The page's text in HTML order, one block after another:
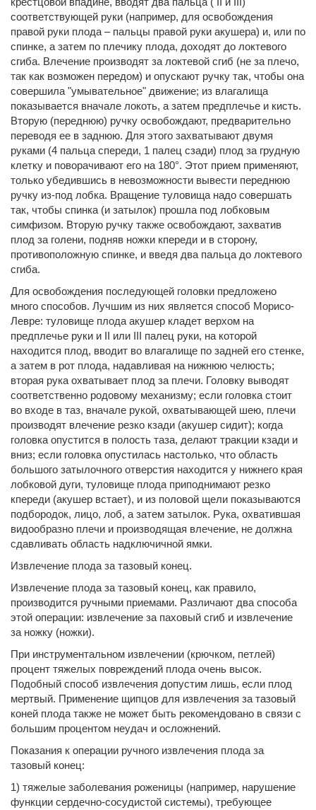
соответствующей руки (например, для освобождения
правой руки плода – пальцы правой руки акушера) и, или по
спинке, а затем по плечику плода, доходят до локтевого
сгиба. Влечение производят за локтевой сгиб (не за плечо,
так как возможен передом) и опускают ручку так, чтобы она
совершила "умывательное" движение; из влагалища
показывается вначале локоть, а затем предплечье и кисть.
Вторую (переднюю) ручку освобождают, предварительно
переводя ее в заднюю. Для этого захватывают двумя
руками (4 пальца спереди, 1 палец сзади) плод за грудную
клетку и поворачивают его на 180°. Этот прием применяют,
только убедившись в невозможности вывести переднюю
ручку из-под лобка. Вращение туловища надо совершать
так, чтобы спинка (и затылок) прошла под лобковым
симфизом. Вторую ручку также освобождают, захватив
плод за голени, подняв ножки кпереди и в сторону,
противоположную спинке, и введя два пальца до локтевого
сгиба.
Для освобождения последующей головки предложено
много способов. Лучшим из них является способ Морисо-
Левре: туловище плода акушер кладет верхом на
предплечье руки и II или III палец руки, на которой
находится плод, вводит во влагалище по задней его стенке,
а затем в рот плода, надавливая на нижнюю челюсть;
вторая рука охватывает плод за плечи. Головку выводят
соответственно родовому механизму; если головка стоит
во входе в таз, вначале рукой, охватывающей шею, плечи
производят влечение резко кзади (акушер сидит); когда
головка опустится в полость таза, делают тракции кзади и
вниз; если головка опустилась настолько, что область
большого затылочного отверстия находится у нижнего края
лобковой дуги, туловище плода приподнимают резко
кпереди (акушер встает), и из половой щели показываются
подбородок, лицо, лоб, а затем затылок. Рука, охватившая
видообразно плечи и производящая влечение, не должна
сдавливать область надключичной ямки.
Извлечение плода за тазовый конец.
Извлечение плода за тазовый конец, как правило,
производится ручными приемами. Различают два способа
этой операции: извлечение за паховый сгиб и извлечение
за ножку (ножки).
При инструментальном извлечении (крючком, петлей)
процент тяжелых повреждений плода очень высок.
Подобный способ извлечения допустим лишь, если плод
мертвый. Применение щипцов для извлечения за тазовый
коней плода также не может быть рекомендовано в связи с
большим процентом неудач и осложнений.
Показания к операции ручного извлечения плода за
тазовый конец:
1) тяжелые заболевания роженицы (например, нарушение
функции сердечно-сосудистой системы), требующее